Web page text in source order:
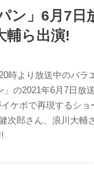
ン」6月7日
輔ら出演!
時より放送中のバラ
」の2021年6月7日放
ケボで再現するシ
次郎さん、浪川大輔